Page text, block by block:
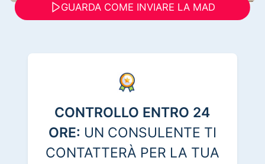
GUARDA COME INVIARE LA MAD
CONTROLLO ENTRO 24
ORE: UN CONSULENTE TI
CONTATTERÀ PER LA TUA